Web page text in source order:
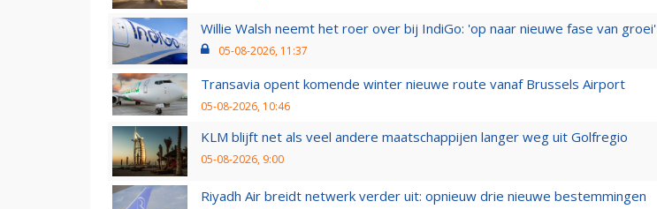
Willie Walsh neemt het roer over bij IndiGo: 'op naar nieuwe fase van groei'
05-08-2026, 11:37
Transavia opent komende winter nieuwe route vanaf Brussels Airport
05-08-2026, 10:46
KLM blijft net als veel andere maatschappijen langer weg uit Golfregio
05-08-2026, 9:00
Riyadh Air breidt netwerk verder uit: opnieuw drie nieuwe bestemmingen